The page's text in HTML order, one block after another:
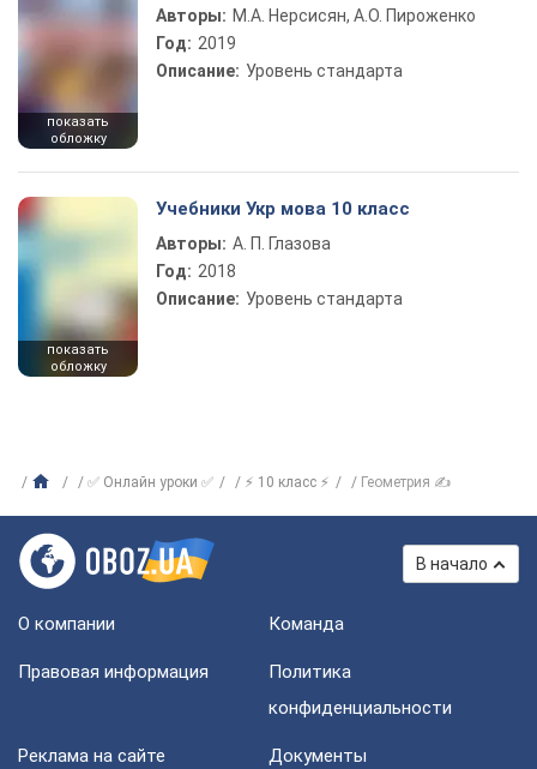
показать
обложку
Авторы: М.А. Нерсисян, А.О. Пироженко
Год: 2019
Описание: Уровень стандарта
показать
обложку
Учебники Укр мова 10 класс
Авторы: А. П. Глазова
Год: 2018
Описание: Уровень стандарта
✅ Онлайн уроки ✅ ⚡ 10 класс ⚡ Геометрия ✍
В начало
О компании Команда
Правовая информация
Политика
конфиденциальности
Реклама на сайте Документы